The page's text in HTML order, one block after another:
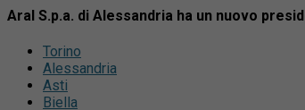
Aral S.p.a. di Alessandria ha un nuovo
Torino
Alessandria
Asti
Biella